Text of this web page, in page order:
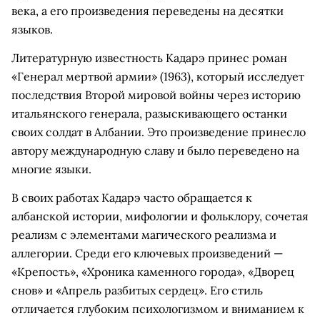
века, а его произведения переведены на десятки
языков.
Литературную известность Кадарэ принес роман
«Генерал мертвой армии» (1963), который исследует
последствия Второй мировой войны через историю
итальянского генерала, разыскивающего останки
своих солдат в Албании. Это произведение принесло
автору международную славу и было переведено на
многие языки.
В своих работах Кадарэ часто обращается к
албанской истории, мифологии и фольклору, сочетая
реализм с элементами магического реализма и
аллегории. Среди его ключевых произведений —
«Крепость», «Хроника каменного города», «Дворец
снов» и «Апрель разбитых сердец». Его стиль
отличается глубоким психологизмом и вниманием к